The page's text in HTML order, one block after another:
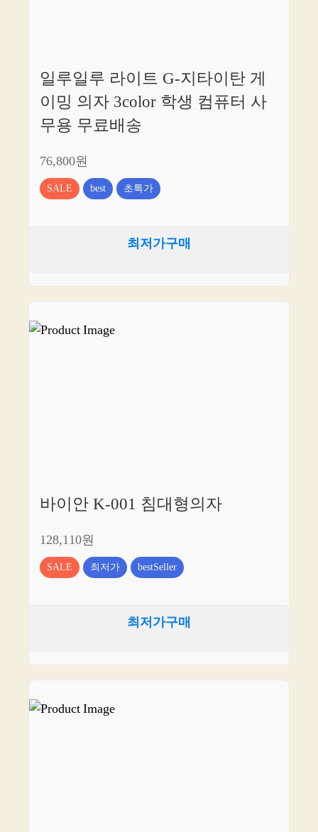
일루일루 라이트 G-지타이탄 게
이밍 의자 3color 학생 컴퓨터 사
무용 무료배송
76,800원
SALE best 초특가
최저가구매
바이안 K-001 침대형의자
128,110원
SALE 최저가 bestSeller
최저가구매